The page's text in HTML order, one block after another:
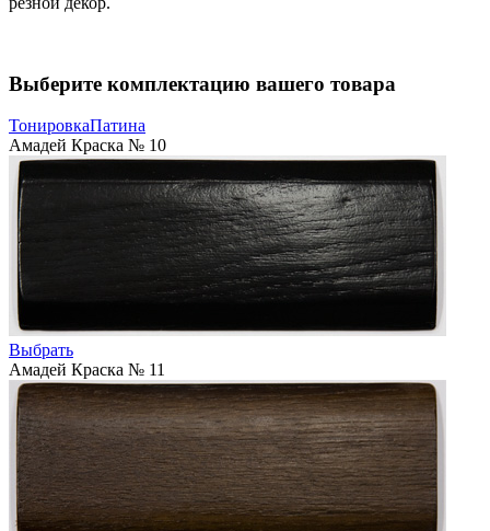
Выберите комплектацию вашего товара
ТонировкаПатина
Амадей Краска № 10
Выбрать
Амадей Краска № 11